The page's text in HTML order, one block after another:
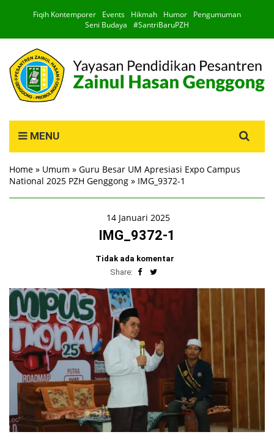
Fiqih Kontemporer Events Hikmah Humor
Pengumuman
Seni Budaya
#SantriBaruPZH
MENU
for:
Home » Umum » Guru Besar UM Apresiasi Expo Campus
National 2025 PZH Genggong » IMG_9372-1
14 Januari 2025
IMG_9372-1
Tidak ada komentar
Share: